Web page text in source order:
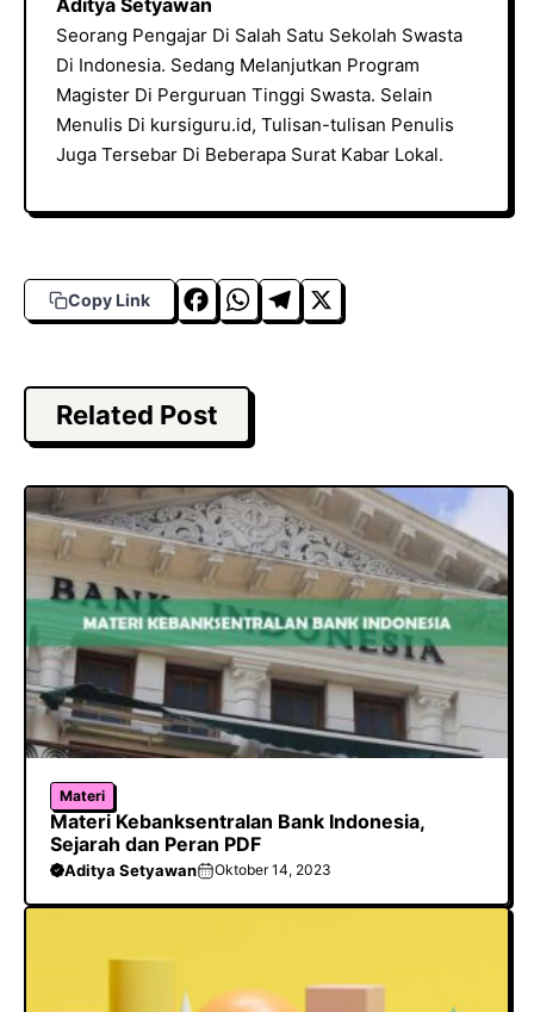
Seorang Pengajar Di Salah Satu Sekolah Swasta
Di Indonesia. Sedang Melanjutkan Program
Magister Di Perguruan Tinggi Swasta. Selain
Menulis Di kursiguru.id, Tulisan-tulisan Penulis
Juga Tersebar Di Beberapa Surat Kabar Lokal.
Copy Link
F
c
e
b
o
o
k
W
a
s
A
p
p
T
a
m
X
Related Post
Materi
Materi Kebanksentralan Bank Indonesia,
Sejarah dan Peran PDF
Aditya Setyawan Oktober 14, 2023